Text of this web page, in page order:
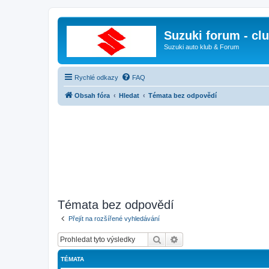
Suzuki forum -
Suzuki auto klub & Forum
Rychlé odkazy FAQ
Obsah fóra Hledat Témata bez odpovědí
Témata bez odpovědí
Přejít na rozšířené vyhledávání
Hledat
TÉMATA